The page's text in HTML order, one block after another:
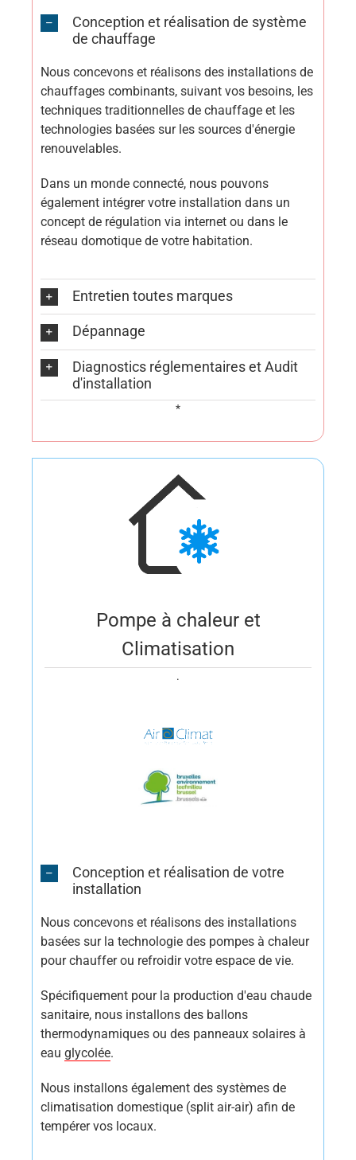
Conception et réalisation de système
de chauffage
Nous concevons et réalisons des installations de
chauffages combinants, suivant vos besoins, les
techniques traditionnelles de chauffage et les
technologies basées sur les sources d'énergie
renouvelables.
Dans un monde connecté, nous pouvons
également intégrer votre installation dans un
concept de régulation via internet ou dans le
réseau domotique de votre habitation.
Entretien toutes marques
Dépannage
Diagnostics réglementaires et Audit
d'installation
*
Pompe à chaleur et
Climatisation
.
Conception et réalisation de votre
installation
Nous concevons et réalisons des installations
basées sur la technologie des pompes à chaleur
pour chauffer ou refroidir votre espace de vie.
Spécifiquement pour la production d'eau chaude
sanitaire, nous installons des ballons
thermodynamiques ou des panneaux solaires à
eau glycolée.
Nous installons également des systèmes de
climatisation domestique (split air-air) afin de
tempérer vos locaux.